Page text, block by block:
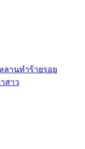
ลานทำร้ายรอย
สาว